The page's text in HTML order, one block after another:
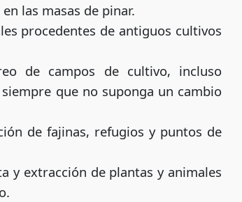
las masas de pinar.
procedentes de antiguos cultivos
de campos de cultivo, incluso
que no suponga un cambio
de fajinas, refugios y puntos de
y extracción de plantas y animales